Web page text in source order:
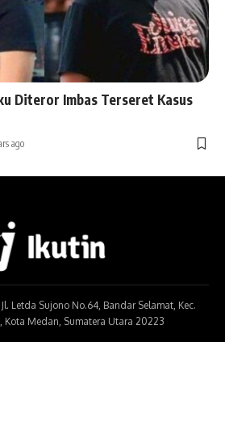
Diteror Imbas Terseret Kasus
ago
Letda Sujono No.64, Bandar Selamat, Kec.
Kota Medan, Sumatera Utara 20223